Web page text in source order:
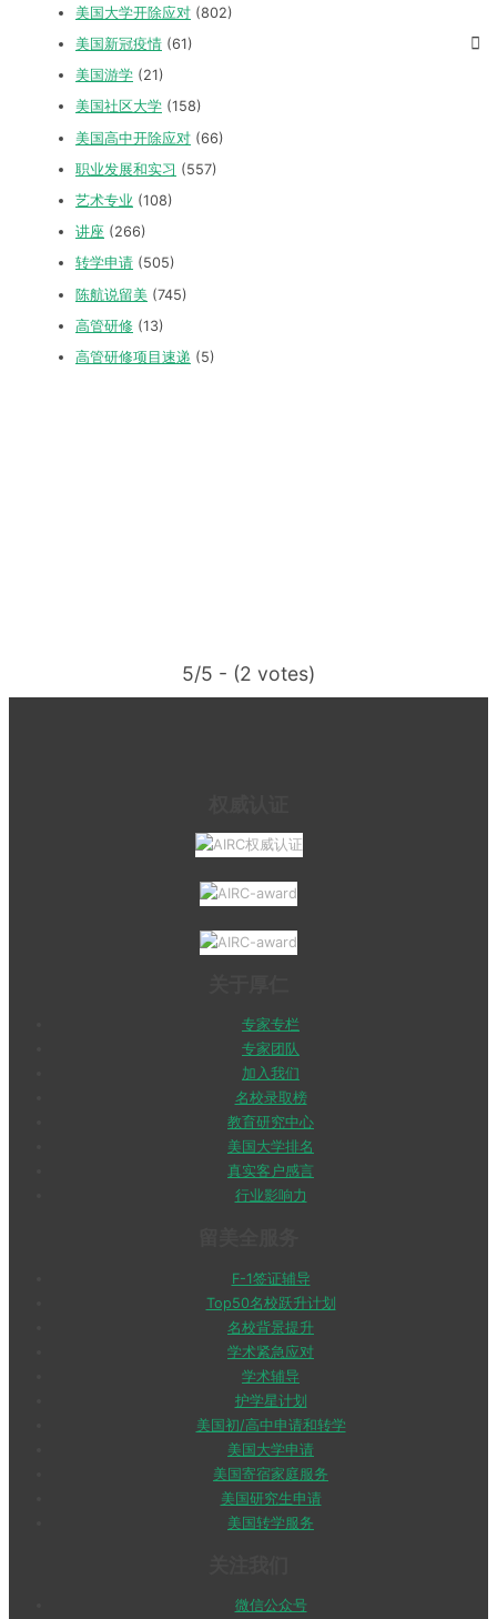
美国大学开除应对 (802)
美国新冠疫情 (61)
美国游学 (21)
美国社区大学 (158)
美国高中开除应对 (66)
职业发展和实习 (557)
艺术专业 (108)
讲座 (266)
转学申请 (505)
陈航说留美 (745)
高管研修 (13)
高管研修项目速递 (5)
5/5 - (2 votes)
专家专栏
专家团队
加入我们
名校录取榜
教育研究中心
美国大学排名
真实客户感言
行业影响力
F-1签证辅导
Top50名校跃升计划
名校背景提升
学术紧急应对
学术辅导
护学星计划
美国初/高中申请和转学
美国大学申请
美国寄宿家庭服务
美国研究生申请
美国转学服务
微信公众号